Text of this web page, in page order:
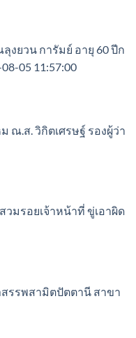
งยวน การัมย์ อายุ 60 ปีก
05 11:57:00
ณ.ส. วิกิตเศรษฐ์ รองผู้ว่า
วมรอยเจ้าหน้าที่ ขู่เอาผิด
รรพสามิตปัตตานี สาขา